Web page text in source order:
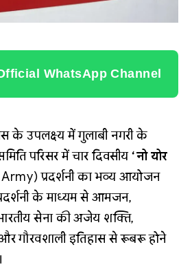
WhatsApp Channel
के उपलक्ष्य में गुलाबी नगरी के
परिसर में चार दिवसीय‘नो योर
प्रदर्शनी का भव्य आयोजन
के माध्यम से आमजन,
सेना की अजेय शक्ति,
गौरवशाली इतिहास से रूबरू होने